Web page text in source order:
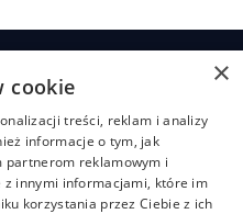
Strona
główna
O
nas
linki
Polityka
prywatności
Regulamin
×
cookie
treści, reklam i analizy
informacje o tym, jak
partnerom reklamowym i
z innymi informacjami, które im
korzystania przez Ciebie z ich